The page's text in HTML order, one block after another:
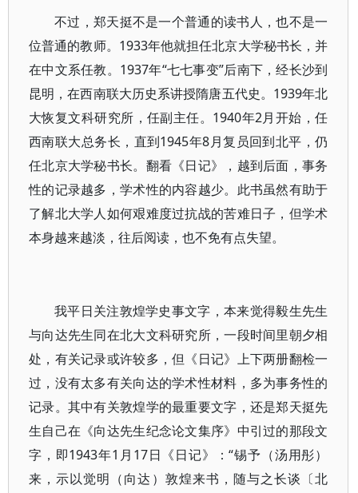
不过，郑天挺不是一个普通的读书人，也不是一
位普通的教师。1933年他就担任北京大学秘书长，并
在中文系任教。1937年“七七事变”后南下，经长沙到
昆明，在西南联大历史系讲授隋唐五代史。1939年北
大恢复文科研究所，任副主任。1940年2月开始，任
西南联大总务长，直到1945年8月复员回到北平，仍
任北京大学秘书长。翻看《日记》，越到后面，事务
性的记录越多，学术性的内容越少。此书虽然有助于
了解北大学人如何艰难度过抗战的苦难日子，但学术
本身越来越淡，往后阅读，也不免有点失望。
我平日关注敦煌学史事文字，本来觉得毅生先生
与向达先生同在北大文科研究所，一段时间里朝夕相
处，有关记录或许较多，但《日记》上下两册翻检一
过，没有太多有关向达的学术性材料，多为事务性的
记录。其中有关敦煌学的最重要文字，还是郑天挺先
生自己在《向达先生纪念论文集序》中引过的那段文
字，即1943年1月17日《日记》：“锡予（汤用彤）
来，示以觉明（向达）敦煌来书，随与之长谈〔北